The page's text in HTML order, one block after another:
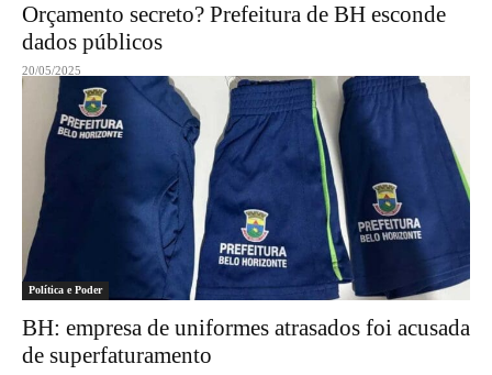
Orçamento secreto? Prefeitura de BH esconde
dados públicos
20/05/2025
Política e Poder
BH: empresa de uniformes atrasados foi acusada
de superfaturamento